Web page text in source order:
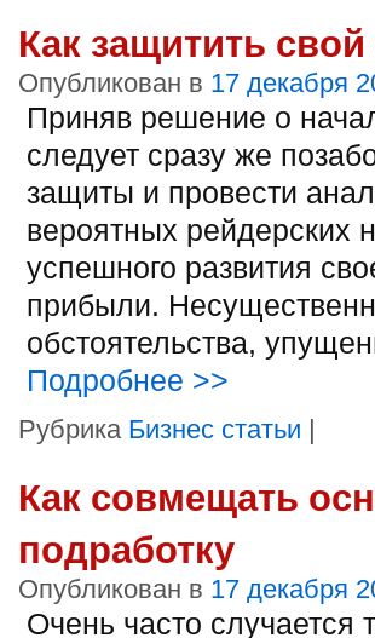
Как защитить
Опубликован в 17 декабря
Приняв решение о
следует сразу же
защиты и провести
вероятных рейдерских
успешного развития
прибыли.
обстоятельства,
Подробнее >>
Рубрика Бизнес статьи |
Как совмещать
подработку
Опубликован в 17 декабря
Очень часто случается